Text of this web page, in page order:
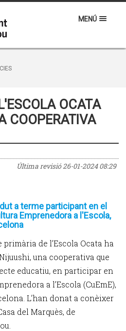
MENÚ
OCATA
COOPERATIVA
Última revisió26-01-2024 08:29
a terme participant en el
Emprenedora a l'Escola,
primària de l’Escola Ocata ha
una cooperativa que
educatiu, en participar en
a l’Escola (CuEmE),
L’han donat a conèixer
del Marquès, de